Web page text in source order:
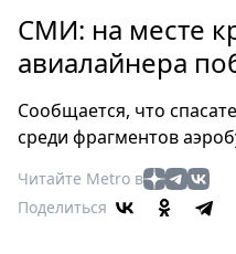
Россия
Мир
Еда
Мода
Театр
СМИ: на месте
авиалайнера
Сообщается, что
среди фрагментов
Читайте Metro в
Поделиться